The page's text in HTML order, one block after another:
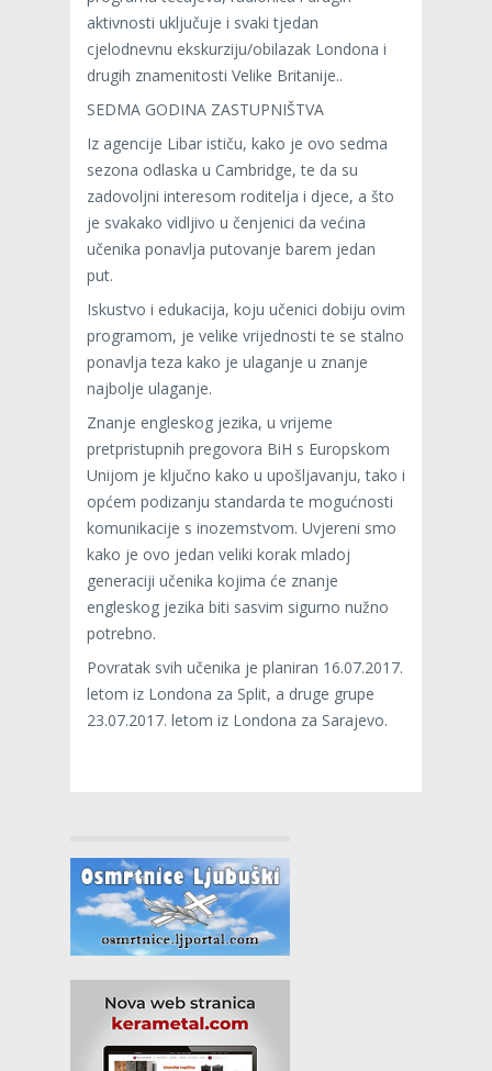
aktivnosti uključuje i svaki tjedan
cjelodnevnu ekskurziju/obilazak Londona i
drugih znamenitosti Velike Britanije..
SEDMA GODINA ZASTUPNIŠTVA
Iz agencije Libar ističu, kako je ovo sedma
sezona odlaska u Cambridge, te da su
zadovoljni interesom roditelja i djece, a što
je svakako vidljivo u čenjenici da većina
učenika ponavlja putovanje barem jedan
put.
Iskustvo i edukacija, koju učenici dobiju ovim
programom, je velike vrijednosti te se stalno
ponavlja teza kako je ulaganje u znanje
najbolje ulaganje.
Znanje engleskog jezika, u vrijeme
pretpristupnih pregovora BiH s Europskom
Unijom je ključno kako u upošljavanju, tako i
općem podizanju standarda te mogućnosti
komunikacije s inozemstvom. Uvjereni smo
kako je ovo jedan veliki korak mladoj
generaciji učenika kojima će znanje
engleskog jezika biti sasvim sigurno nužno
potrebno.
Povratak svih učenika je planiran 16.07.2017.
letom iz Londona za Split, a druge grupe
23.07.2017. letom iz Londona za Sarajevo.